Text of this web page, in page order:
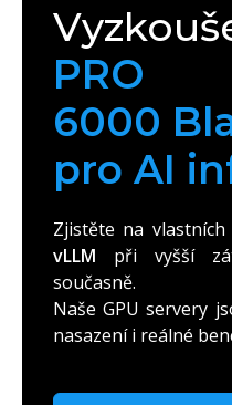
PRO
6000
pro AI
Zjistěte na
vLLM při vyšší
současně.
Naše GPU servery
nasazení i reálné